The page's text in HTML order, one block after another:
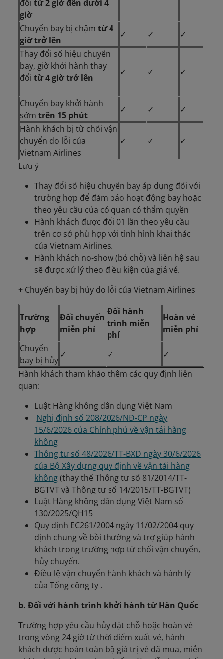
đổitừ 2 giờ đến dưới 4
giờ
Chuyến bay bị chậmtừ 4
giờ trở lên
✓ ✓
✓
Thay đổi số hiệu chuyến
bay, giờ khởi hành thay
đổitừ 4 giờ trở lên
✓ ✓ ✓
Chuyến bay khởi hành
sớmtrên 15 phút
✓ ✓
✓
Hành khách bị từ chối vận
chuyển do lỗi của
Vietnam Airlines
✓ ✓ ✓
Lưu ý
Thay đổi số hiệu chuyến bay áp dụng đối với
trường hợp để đảm bảo hoạt động bay hoặc
theo yêu cầu của có quan có thẩm quyền
Hành khách được đổi 01 lần theo yêu cầu
trên cơ sở phù hợp với tình hình khai thác
của Vietnam Airlines.
Hành khách no-show (bỏ chỗ) và liên hệ sau
sẽ được xử lý theo điều kiện của giá vé.
+ Chuyến bay bị hủy do lỗi của Vietnam Airlines
Trường
hợp
Đổi chuyến
miễn phí
Đổi hành
trình miễn
phí
Hoàn vé
miễn phí
Chuyến
bay bị hủy
✓ ✓
✓
Hành khách tham khảo thêm các quy định liên
quan:
Luật Hàng không dân dụng Việt Nam
Nghị định số 208/2026/NĐ-CP ngày
15/6/2026 của Chính phủ về vận tải hàng
không
Thông tư số 48/2026/TT-BXD ngày 30/6/2026
của Bộ Xây dựng quy định về vận tải hàng
không(thay thế Thông tư số 81/2014/TT-
BGTVT và Thông tư số 14/2015/TT-BGTVT)
Luật Hàng không dân dụng Việt Nam số
130/2025/QH15
Quy định EC261/2004 ngày 11/02/2004 quy
định chung về bồi thường và trợ giúp hành
khách trong trường hợp từ chối vận chuyển,
hủy chuyến.
Điều lệ vận chuyển hành khách và hành lý
của Tổng công ty .
b. Đối với hành trình khởi hành từ Hàn Quốc
Trường hợp yêu cầu hủy đặt chỗ hoặc hoàn vé
trong vòng 24 giờ từ thời điểm xuất vé, hành
khách được hoàn toàn bộ giá trị vé đã mua, miễn